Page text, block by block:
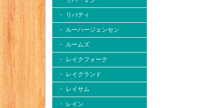
・ リバティ
・ ルーハージェンセン
・ ルームズ
・ レイクフォーク
・ レイクランド
・ レイサム
・ レイン